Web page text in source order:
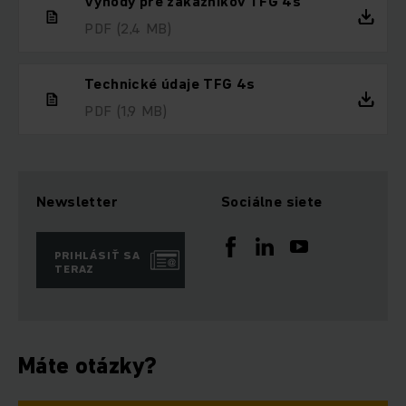
PDF (2,4 MB)
Technické údaje TFG 4s
PDF (1,9 MB)
Newsletter
PRIHLÁSIŤ SA
TERAZ
Sociálne siete
Máte otázky?